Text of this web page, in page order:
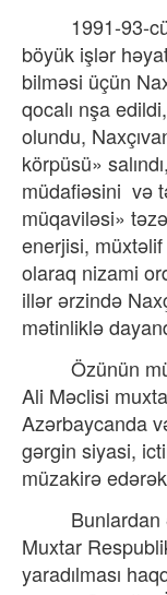
1991-93-
böyük işlər
bilməsi üçün
qocalı nşa
olundu,
körpüsü»
müdafiəsini və
müqaviləsi»
enerjisi, müxtəlif
olaraq nizami
illər ərzində
mətinliklə
Özünün
Ali Məclisi
Azərbaycanda
gərgin siyasi,
müzakirə
Bunlardan
Muxtar
yaradılması